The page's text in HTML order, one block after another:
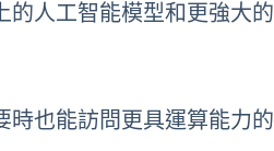
的人工智能模型和更強大的
時也能訪問更具運算能力的